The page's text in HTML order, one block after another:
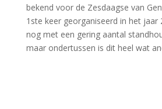
bekend voor de Zesdaagse van
1ste keer georganiseerd in het jaar
nog met een gering aantal
maar ondertussen is dit heel wat